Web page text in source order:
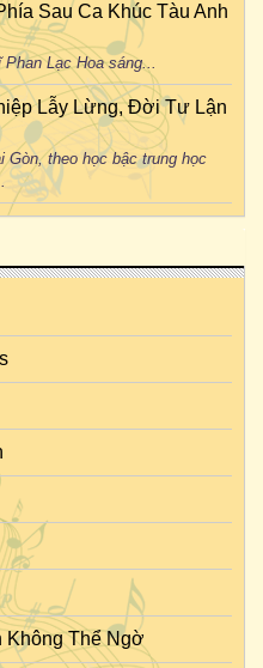
Sau Ca Khúc Tàu Anh
Lạc Hoa sáng...
Lẫy Lừng, Đời Tư Lận
Gòn, theo học bậc trung học
Thể Ngờ